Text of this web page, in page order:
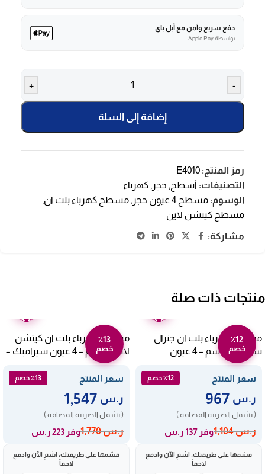
دفع سريع وآمن مع أبل باي
بواسطة Apple Pay
-
+
إضافة إلى السلة
رمز المنتج: E4010
التصنيفات: أسطح , حجر , كهرباء
الوسوم: مسطح 4 عيون حجر , مسطح كهرباء بلت ان,
مسطح كيتشن لاين
مشاركة:
منتجات ذات صلة
٪12
خصم
مسطح كهرباء بلت ان جنرال
سوبريم 60 سم – 4 عيون
سيراميك – أسود GSM60CHR
سعر المنتج
٪12 خصم
ر.س
( يشمل الضريبة المضافة )
ر.س1,104 وفر 137 ر.س
قسّمها على طريقتك، اشترِ الآن وادفع
لاحقاً
٪13
خصم
مسطح كهرباء بلت ان كيتشن
لاين 60 سم – 4 عيون سيراميك –
أسود KL-VT04
سعر المنتج
٪13 خصم
ر.س
( يشمل الضريبة المضافة )
ر.س1,770 وفر 223 ر.س
قسّمها على طريقتك، اشترِ الآن وادفع
لاحقاً